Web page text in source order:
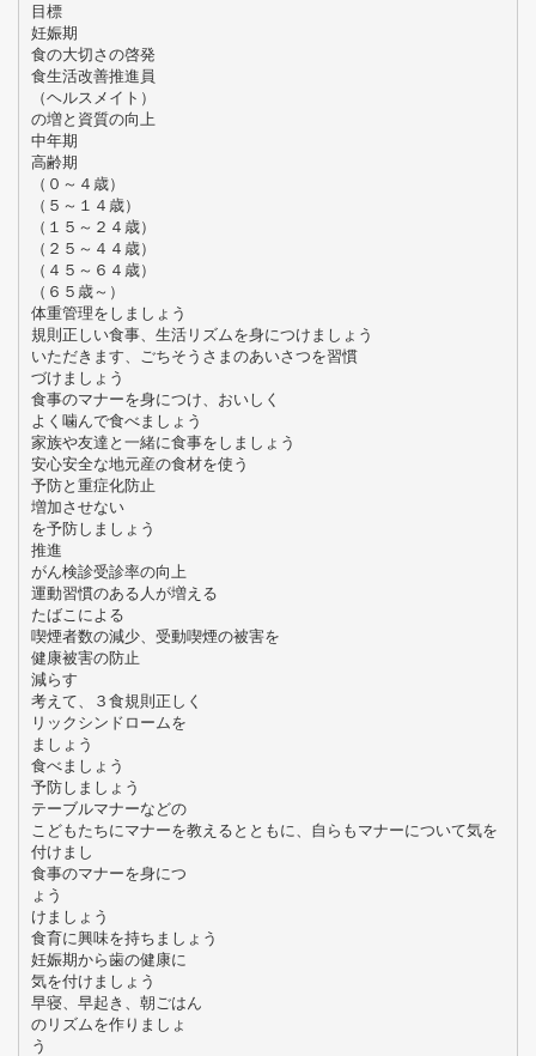
目標
妊娠期
食の大切さの啓発
食生活改善推進員
（ヘルスメイト）
の増と資質の向上
中年期
高齢期
（０～４歳）
（５～１４歳）
（１５～２４歳）
（２５～４４歳）
（４５～６４歳）
（６５歳～）
体重管理をしましょう
規則正しい食事、生活リズムを身につけましょう
いただきます、ごちそうさまのあいさつを習慣
づけましょう
食事のマナーを身につけ、おいしく
よく噛んで食べましょう
家族や友達と一緒に食事をしましょう
安心安全な地元産の食材を使う
予防と重症化防止
増加させない
を予防しましょう
推進
がん検診受診率の向上
運動習慣のある人が増える
たばこによる
喫煙者数の減少、受動喫煙の被害を
健康被害の防止
減らす
考えて、３食規則正しく
リックシンドロームを
ましょう
食べましょう
予防しましょう
テーブルマナーなどの
こどもたちにマナーを教えるとともに、自らもマナーについて気を
付けまし
食事のマナーを身につ
ょう
けましょう
食育に興味を持ちましょう
妊娠期から歯の健康に
気を付けましょう
早寝、早起き、朝ごはん
のリズムを作りましょ
う